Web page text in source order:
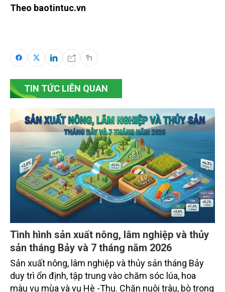
Theo baotintuc.vn
TIN TỨC LIÊN QUAN
Tình hình sản xuất nông, lâm nghiệp và thủy
sản tháng Bảy và 7 tháng năm 2026
Sản xuất nông, lâm nghiệp và thủy sản tháng Bảy
duy trì ổn định, tập trung vào chăm sóc lúa, hoa
màu vụ mùa và vụ Hè -Thu. Chăn nuôi trâu, bò trong